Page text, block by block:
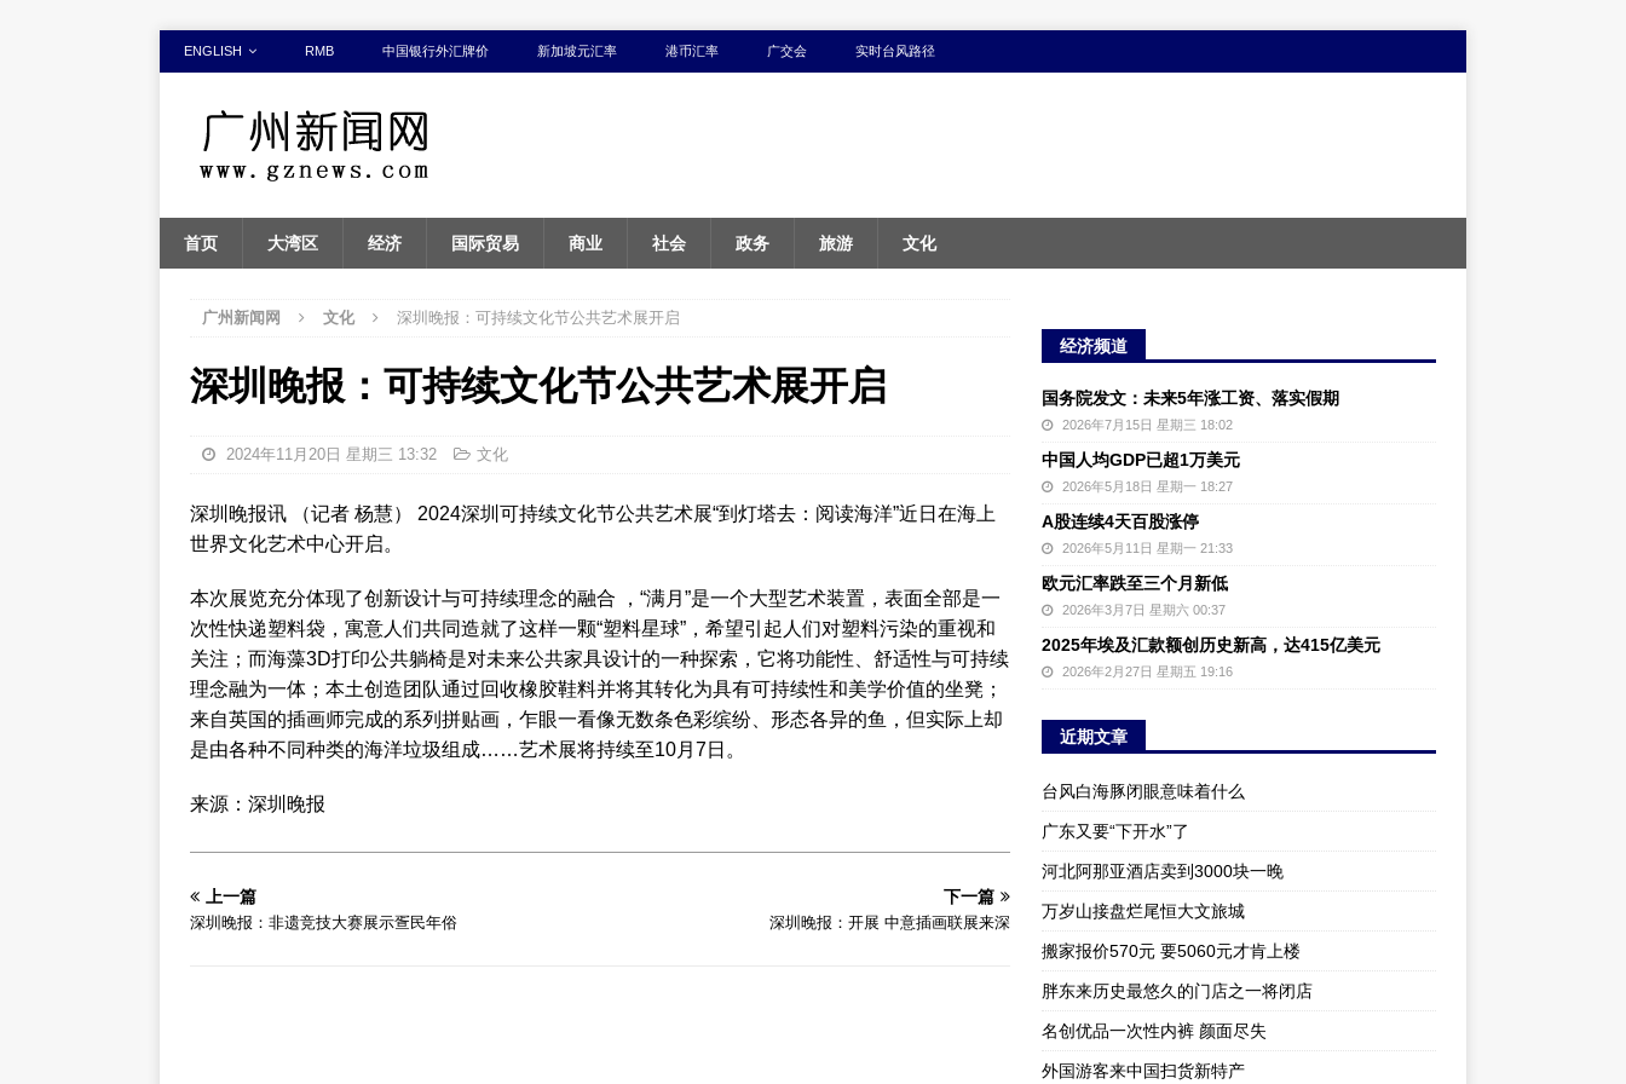
ENGLISH RMB 中国银行外汇牌价 新加坡元汇率 港币汇率 广交会 实时台风路径
首页 大湾区 经济 国际贸易 商业 社会 政务 旅游 文化
广州新闻网 文化 深圳晚报：可持续文化节公共艺术展开启
深圳晚报：可持续文化节公共艺术展开启
2024年11月20日 星期三 13:32 文化
深圳晚报讯 （记者 杨慧） 2024深圳可持续文化节公共艺术展“到灯塔去：阅读海洋”近日在海上
世界文化艺术中心开启。
本次展览充分体现了创新设计与可持续理念的融合 ，“满月”是一个大型艺术装置，表面全部是一
次性快递塑料袋，寓意人们共同造就了这样一颗“塑料星球”，希望引起人们对塑料污染的重视和
关注；而海藻3D打印公共躺椅是对未来公共家具设计的一种探索，它将功能性、舒适性与可持续
理念融为一体；本土创造团队通过回收橡胶鞋料并将其转化为具有可持续性和美学价值的坐凳；
来自英国的插画师完成的系列拼贴画，乍眼一看像无数条色彩缤纷、形态各异的鱼，但实际上却
是由各种不同种类的海洋垃圾组成……艺术展将持续至10月7日。
来源：深圳晚报
上一篇
深圳晚报：非遗竞技大赛展示疍民年俗
下一篇
深圳晚报：开展 中意插画联展来深
经济频道
国务院发文：未来5年涨工资、落实假期
2026年7月15日 星期三 18:02
中国人均GDP已超1万美元
2026年5月18日 星期一 18:27
A股连续4天百股涨停
2026年5月11日 星期一 21:33
欧元汇率跌至三个月新低
2026年3月7日 星期六 00:37
2025年埃及汇款额创历史新高，达415亿美元
2026年2月27日 星期五 19:16
近期文章
台风白海豚闭眼意味着什么
广东又要“下开水”了
河北阿那亚酒店卖到3000块一晚
万岁山接盘烂尾恒大文旅城
搬家报价570元 要5060元才肯上楼
胖东来历史最悠久的门店之一将闭店
名创优品一次性内裤 颜面尽失
外国游客来中国扫货新特产